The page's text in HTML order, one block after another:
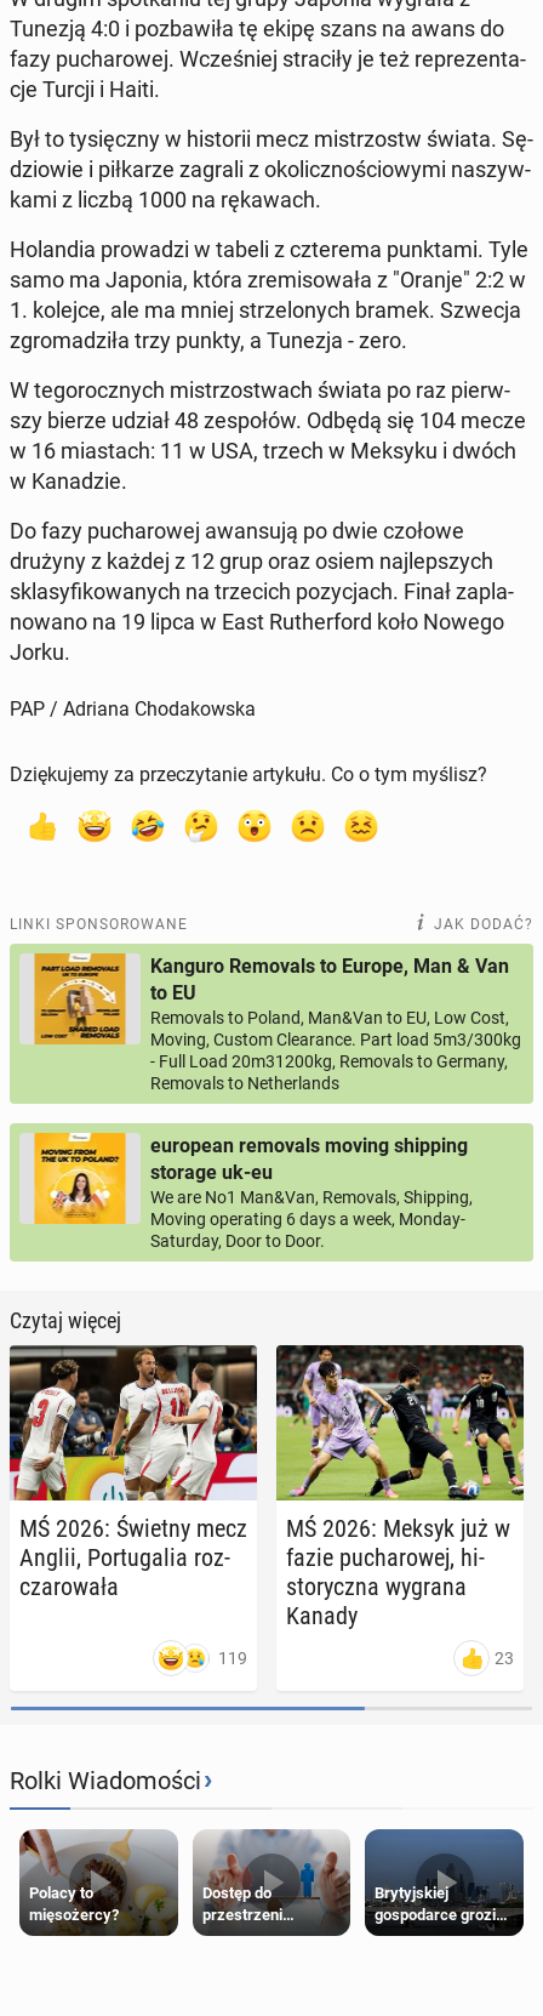
Tunezją 4:0 i po­zba­wi­ła tę ekipę szans na awans do
fazy pu­cha­ro­wej. Wcze­śniej stra­ci­ły je też re­pre­zen­ta­
cje Turcji i Haiti.
Był to ty­sięcz­ny w hi­sto­rii mecz mi­strzostw świata. Sę­
dzio­wie i pił­ka­rze zagrali z oko­licz­no­ścio­wy­mi na­szyw­
ka­mi z liczbą 1000 na rę­ka­wach.
Ho­lan­dia pro­wa­dzi w tabeli z czte­re­ma punk­ta­mi. Tyle
samo ma Japonia, która zre­mi­so­wa­ła z "Oranje" 2:2 w
1. kolejce, ale ma mniej strze­lo­nych bramek. Szwecja
zgro­ma­dzi­ła trzy punkty, a Tunezja - zero.
W te­go­rocz­nych mi­strzo­stwach świata po raz pierw­
szy bierze udział 48 ze­spo­łów. Odbędą się 104 mecze
w 16 mia­stach: 11 w USA, trzech w Meksyku i dwóch
w Ka­na­dzie.
Do fazy pu­cha­ro­wej awan­su­ją po dwie czołowe
drużyny z każdej z 12 grup oraz osiem naj­lep­szych
skla­sy­fi­ko­wa­nych na trze­cich po­zy­cjach. Finał za­pla­
no­wa­no na 19 lipca w East Ru­ther­ford koło Nowego
Jorku.
PAP / Adriana Chodakowska
Dziękujemy za przeczytanie artykułu. Co o tym myślisz?
LINKI SPONSOROWANE JAK DODAĆ?
Kanguro Removals to Europe, Man & Van
to EU
Removals to Poland, Man&Van to EU, Low Cost,
Moving, Custom Clearance. Part load 5m3/300kg
- Full Load 20m31200kg, Removals to Germany,
Removals to Netherlands
european removals moving shipping
storage uk-eu
We are No1 Man&Van, Removals, Shipping,
Moving operating 6 days a week, Monday-
Saturday, Door to Door.
Czytaj więcej
MŚ 2026: Świetny mecz
Anglii, Por­tu­ga­lia roz­
cza­ro­wa­ła
119
MŚ 2026: Meksyk już w
fazie pu­cha­ro­wej, hi­
sto­rycz­na wygrana
Kanady
23
Rolki Wiadomości›
Polacy to
mięsożercy?
Dostęp do
przestrzeni
przeznaczonych
Brytyjskiej
gospodarce grozi
recesja, jeśli